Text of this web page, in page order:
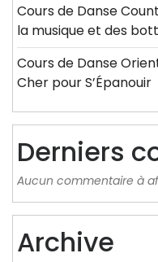
Cours de Danse
la musique et des
Cours de Danse
Cher pour S’Épanouir
Derniers
Aucun commentaire à
Archive